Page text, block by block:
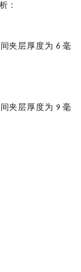
：
夹层厚度为6毫
夹层厚度为 9毫